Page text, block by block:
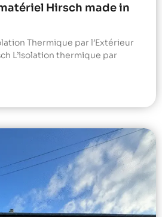
Hirsch made in
Thermique par l’Extérieur
L’isolation thermique par